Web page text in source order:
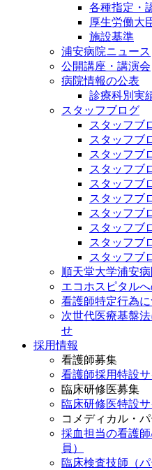
各種指定・
厚生労働大
施設基準
浦安病院ニュース
公開講座・講演会
病院情報の公表
診療科別実
スタッフブログ
スタッフブ
スタッフブ
スタッフブ
スタッフブ
スタッフブ
スタッフブ
スタッフブ
スタッフブ
スタッフブ
スタッフブ
順天堂大学浦安
エコホスピタル
看護師特定行為
次世代医療基盤
せ
採用情報
看護師募集
看護師採用特設
臨床研修医募集
臨床研修医特設
コメディカル・
採血担当の看護
員）
臨床検査技師（パ